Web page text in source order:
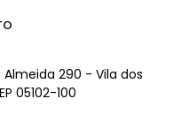
290 - Vila dos
05102-100